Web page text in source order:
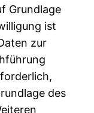
Grundlage
ist
zur
des